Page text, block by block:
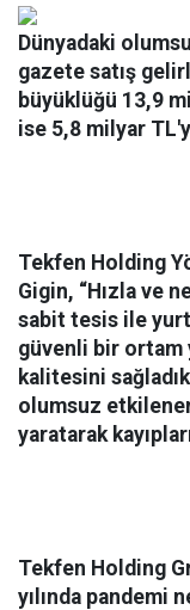
Dünyadaki
gazete satış
büyüklüğü 13,9
ise 5,8 milyar
Tekfen Holding
Gigin, “Hızla ve
sabit tesis ile
güvenli bir
kalitesini
olumsuz
yaratarak
Tekfen Holding
yılında pandemi